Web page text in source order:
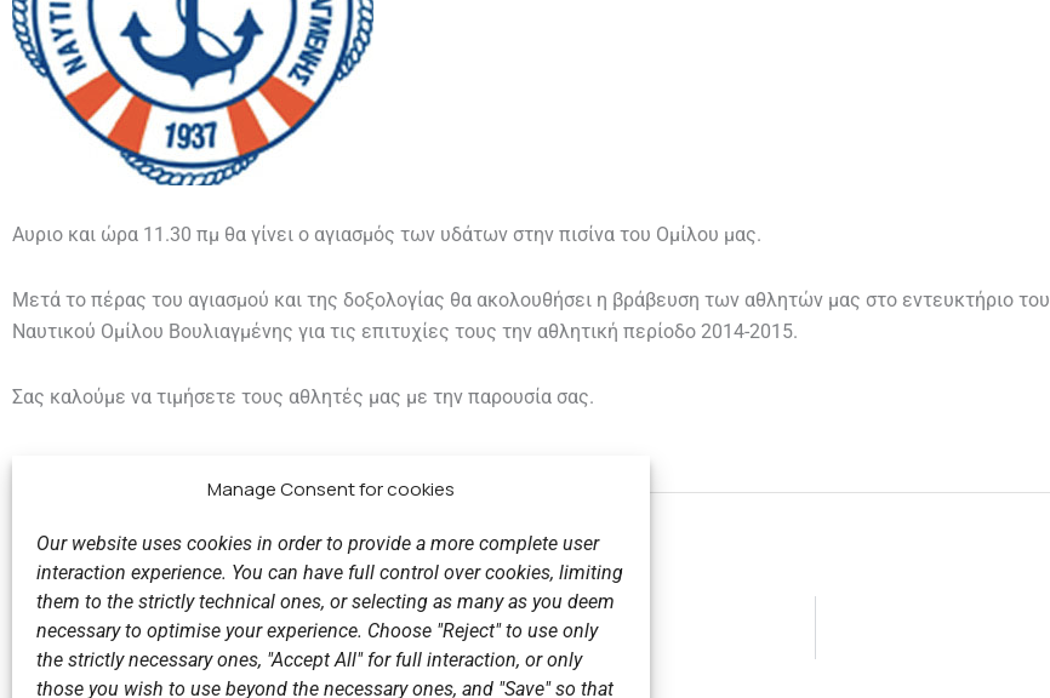
Manage Consent for cookies
Our website uses cookies in order to provide a more complete user
interaction experience. You can have full control over cookies, limiting
them to the strictly technical ones, or selecting as many as you deem
necessary to optimise your experience. Choose "Reject" to use only
the strictly necessary ones, "Accept All" for full interaction, or only
those you wish to use beyond the necessary ones, and "Save" so that
Αυριο και ώρα 11.30 πμ θα γίνει ο αγιασμός των υδάτων στην πισίνα του Ομίλου μας.
Μετά το πέρας του αγιασμού και της δοξολογίας θα ακολουθήσει η βράβευση των αθλητών μας στο εντευκτήριο του
Ναυτικού Ομίλου Βουλιαγμένης για τις επιτυχίες τους την αθλητική περίοδο 2014-2015.
Σας καλούμε να τιμήσετε τους αθλητές μας με την παρουσία σας.
Previous
Joint preparation for the Small...